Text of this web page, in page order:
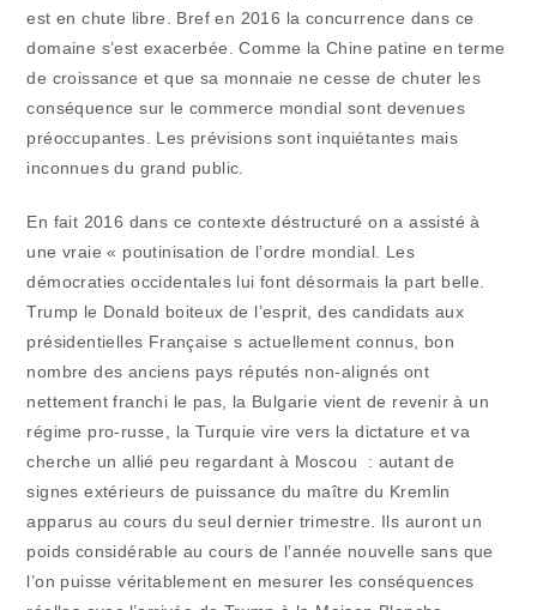
est en chute libre. Bref en 2016 la concurrence dans ce
domaine s’est exacerbée. Comme la Chine patine en terme
de croissance et que sa monnaie ne cesse de chuter les
conséquence sur le commerce mondial sont devenues
préoccupantes. Les prévisions sont inquiétantes mais
inconnues du grand public.
En fait 2016 dans ce contexte déstructuré on a assisté à
une vraie « poutinisation de l’ordre mondial. Les
démocraties occidentales lui font désormais la part belle.
Trump le Donald boiteux de l’esprit, des candidats aux
présidentielles Française s actuellement connus, bon
nombre des anciens pays réputés non-alignés ont
nettement franchi le pas, la Bulgarie vient de revenir à un
régime pro-russe, la Turquie vire vers la dictature et va
cherche un allié peu regardant à Moscou : autant de
signes extérieurs de puissance du maître du Kremlin
apparus au cours du seul dernier trimestre. Ils auront un
poids considérable au cours de l’année nouvelle sans que
l’on puisse véritablement en mesurer les conséquences